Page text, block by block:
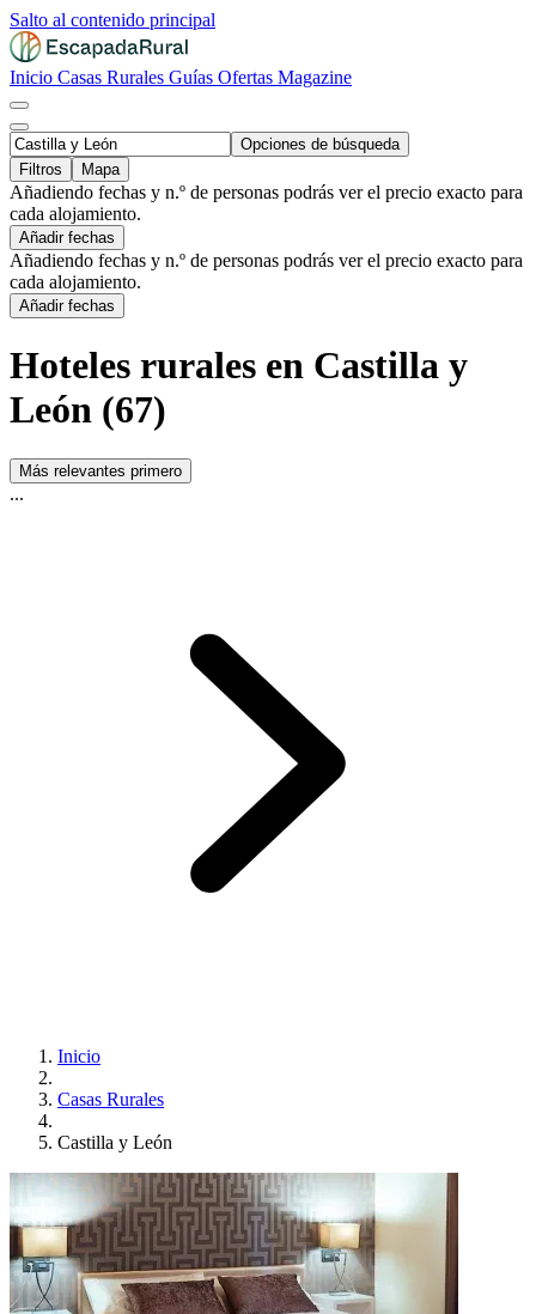
Salto al contenido principal
Inicio Casas Rurales Guías Ofertas Magazine
Opciones de búsqueda
Filtros
Mapa
Añadiendo fechas y n.º de personas podrás ver el precio exacto para
cada alojamiento.
Añadir fechas
Añadiendo fechas y n.º de personas podrás ver el precio exacto para
cada alojamiento.
Añadir fechas
Hoteles rurales en Castilla y
León (67)
Más relevantes primero
...
Inicio
Casas Rurales
Castilla y León